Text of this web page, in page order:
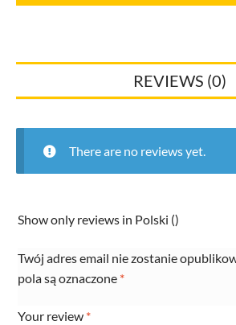
REVIEWS (0)
There are no reviews yet.
Show only reviews in Polski ()
Twój adres email nie zostanie
pola są oznaczone *
Your review *